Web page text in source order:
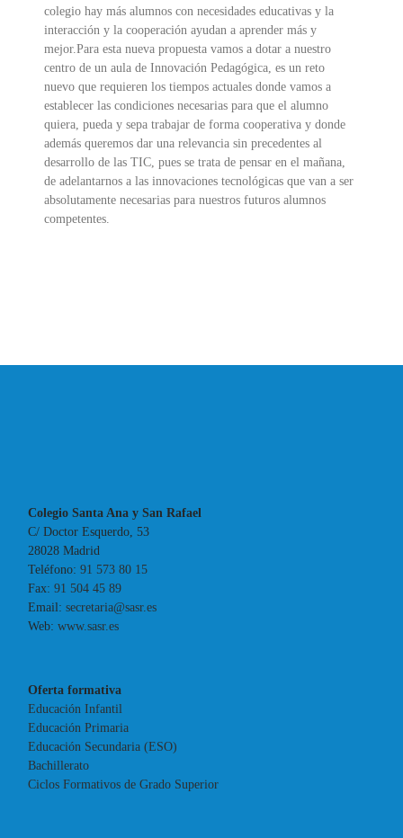
colegio hay más alumnos con necesidades educativas y la
interacción y la cooperación ayudan a aprender más y
mejor.Para esta nueva propuesta vamos a dotar a nuestro
centro de un aula de Innovación Pedagógica, es un reto
nuevo que requieren los tiempos actuales donde vamos a
establecer las condiciones necesarias para que el alumno
quiera, pueda y sepa trabajar de forma cooperativa y donde
además queremos dar una relevancia sin precedentes al
desarrollo de las TIC, pues se trata de pensar en el mañana,
de adelantarnos a las innovaciones tecnológicas que van a ser
absolutamente necesarias para nuestros futuros alumnos
competentes.
Colegio Santa Ana y San Rafael
C/ Doctor Esquerdo, 53
28028 Madrid
Teléfono:91 573 80 15
Fax:91 504 45 89
Email:secretaria@sasr.es
Web:www.sasr.es
Oferta formativa
Educación Infantil
Educación Primaria
Educación Secundaria (ESO)
Bachillerato
Ciclos Formativos de Grado Superior